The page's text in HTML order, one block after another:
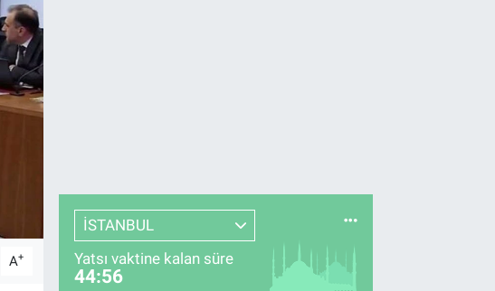
A+
İSTANBUL
Yatsı vaktine kalan süre
44:55